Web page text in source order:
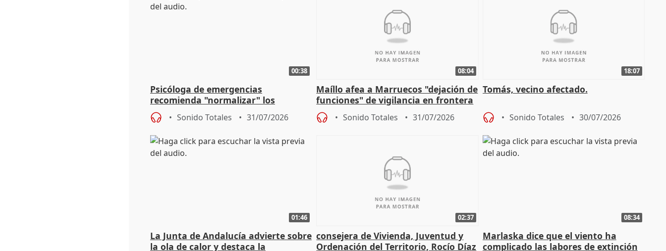
00:38
Psicóloga de emergencias
recomienda "normalizar" los
síntomas tras sufrir un incendio
Sonido Totales 31/07/2026
08:04
Maíllo afea a Marruecos "dejación de
funciones" de vigilancia en frontera
con Ceuta
Sonido Totales 31/07/2026
18:07
Tomás, vecino afectado.
Sonido Totales 30/07/2026
01:46
La Junta de Andalucía advierte sobre
la ola de calor y destaca la
02:37
consejera de Vivienda, Juventud y
Ordenación del Territorio, Rocío Díaz
08:34
Marlaska dice que el viento ha
complicado las labores de extinción